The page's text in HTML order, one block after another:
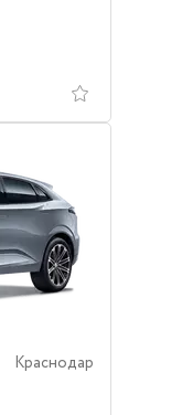
Краснодар